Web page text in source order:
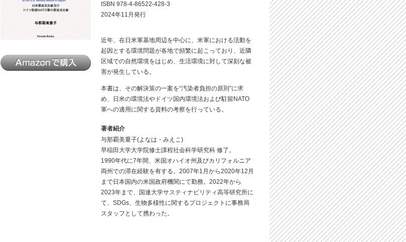
ISBN 978-4-86522-428-3
2024年11月発行
近年、在日米軍基地周辺を中心に、米軍における活動を
起因とする環境問題が各地で頻繁に起こっており、近隣
区域での自然環境をはじめ、生活環境に対して深刻な被
害が発生している。
本書は、その解決策の一案を“汚染者負担の原則”に求
め、日米の環境法やドイツ国内環境法および駐留NATO
軍への適用に関する資料の考察を行っている。
著者紹介
与那覇美重子(よなは・みえこ)
早稲田大学大学院修士課程社会科学研究科 修了。
1990年代に7年間、米国オハイオ州及びカリフォルニア
両州での滞在経験を有する。2007年1月から2020年12月
まで日本国内の米国政府機関にて勤務。2022年から
2023年まで、国連大学サスティナビリティ高等研究所に
て、SDGs、生物多様性に関するプロジェクトに事務局
スタッフとして携わった。